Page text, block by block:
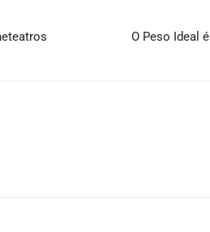
O Peso Ideal